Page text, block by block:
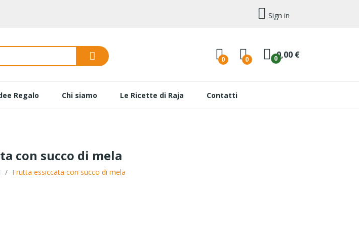
Sign in
0 0 0,00 €
0
Regalo Chi siamo Le Ricette di Raja Contatti
con succo di mela
Frutta essiccata con succo di mela